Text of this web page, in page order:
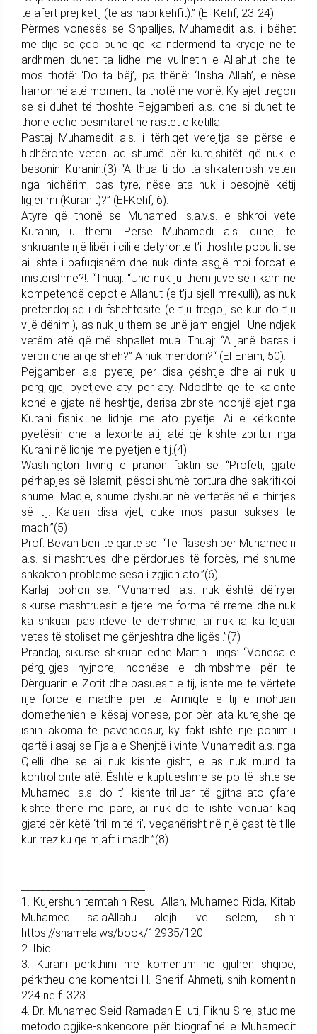
të afërt prej këtij (të as-habi kehfit).” (El-Kehf, 23-24).
Përmes vonesës së Shpalljes, Muhamedit a.s. i bëhet
me dije se çdo punë që ka ndërmend ta kryejë në të
ardhmen duhet ta lidhë me vullnetin e Allahut dhe të
mos thotë: ‘Do ta bëj’, pa thënë: ‘Insha Allah’, e nëse
harron në atë moment, ta thotë më vonë. Ky ajet tregon
se si duhet të thoshte Pejgamberi a.s. dhe si duhet të
thonë edhe besimtarët në rastet e këtilla.
Pastaj Muhamedit a.s. i tërhiqet vërejtja se përse e
hidhëronte veten aq shumë për kurejshitët që nuk e
besonin Kuranin:(3) “A thua ti do ta shkatërrosh veten
nga hidhërimi pas tyre, nëse ata nuk i besojnë këtij
ligjërimi (Kuranit)?” (El-Kehf, 6).
Atyre që thonë se Muhamedi s.a.v.s. e shkroi vetë
Kuranin, u themi: Përse Muhamedi a.s. duhej të
shkruante një libër i cili e detyronte t’i thoshte popullit se
ai ishte i pafuqishëm dhe nuk dinte asgjë mbi forcat e
mistershme?!: “Thuaj: “Unë nuk ju them juve se i kam në
kompetencë depot e Allahut (e t’ju sjell mrekulli), as nuk
pretendoj se i di fshehtësitë (e t’ju tregoj, se kur do t’ju
vijë dënimi), as nuk ju them se unë jam engjëll. Unë ndjek
vetëm atë që më shpallet mua. Thuaj: “A janë baras i
verbri dhe ai që sheh?” A nuk mendoni?“ (El-Enam, 50).
Pejgamberi a.s. pyetej për disa çështje dhe ai nuk u
përgjigjej pyetjeve aty për aty. Ndodhte që të kalonte
kohë e gjatë në heshtje, derisa zbriste ndonjë ajet nga
Kurani fisnik në lidhje me ato pyetje. Ai e kërkonte
pyetësin dhe ia lexonte atij atë që kishte zbritur nga
Kurani në lidhje me pyetjen e tij.(4)
Washington Irving e pranon faktin se “Profeti, gjatë
përhapjes së Islamit, pësoi shumë tortura dhe sakrifikoi
shumë. Madje, shumë dyshuan në vërtetësinë e thirrjes
së tij. Kaluan disa vjet, duke mos pasur sukses të
madh.”(5)
Prof. Bevan bën të qartë se: “Të flasësh për Muhamedin
a.s. si mashtrues dhe përdorues të forcës, më shumë
shkakton probleme sesa i zgjidh ato.”(6)
Karlajl pohon se: “Muhamedi a.s. nuk është dëfryer
sikurse mashtruesit e tjerë me forma të rreme dhe nuk
ka shkuar pas ideve të dëmshme; ai nuk ia ka lejuar
vetes të stoliset me gënjeshtra dhe ligësi.”(7)
Prandaj, sikurse shkruan edhe Martin Lings: “Vonesa e
përgjigjes hyjnore, ndonëse e dhimbshme për të
Dërguarin e Zotit dhe pasuesit e tij, ishte me të vërtetë
një forcë e madhe për të. Armiqtë e tij e mohuan
domethënien e kësaj vonese, por për ata kurejshë që
ishin akoma të pavendosur, ky fakt ishte një pohim i
qartë i asaj se Fjala e Shenjtë i vinte Muhamedit a.s. nga
Qielli dhe se ai nuk kishte gisht, e as nuk mund ta
kontrollonte atë. Është e kuptueshme se po të ishte se
Muhamedi a.s. do t’i kishte trilluar të gjitha ato çfarë
kishte thënë më parë, ai nuk do të ishte vonuar kaq
gjatë për këtë ‘trillim të ri’, veçanërisht në një çast të tillë
kur rreziku qe mjaft i madh.”(8)
1. Kujershun temtahin Resul Allah, Muhamed Rida, Kitab
Muhamed salaAllahu alejhi ve selem, shih:
https://shamela.ws/book/12935/120.
2. Ibid.
3. Kurani përkthim me komentim në gjuhën shqipe,
përktheu dhe komentoi H. Sherif Ahmeti, shih komentin
224 në f. 323.
4. Dr. Muhamed Seid Ramadan El uti, Fikhu Sire, studime
metodologjike-shkencore për biografinë e Muhamedit